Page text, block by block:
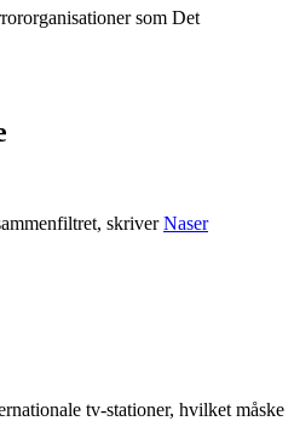
som Det
skriverNaser
tv-stationer, hvilket måske